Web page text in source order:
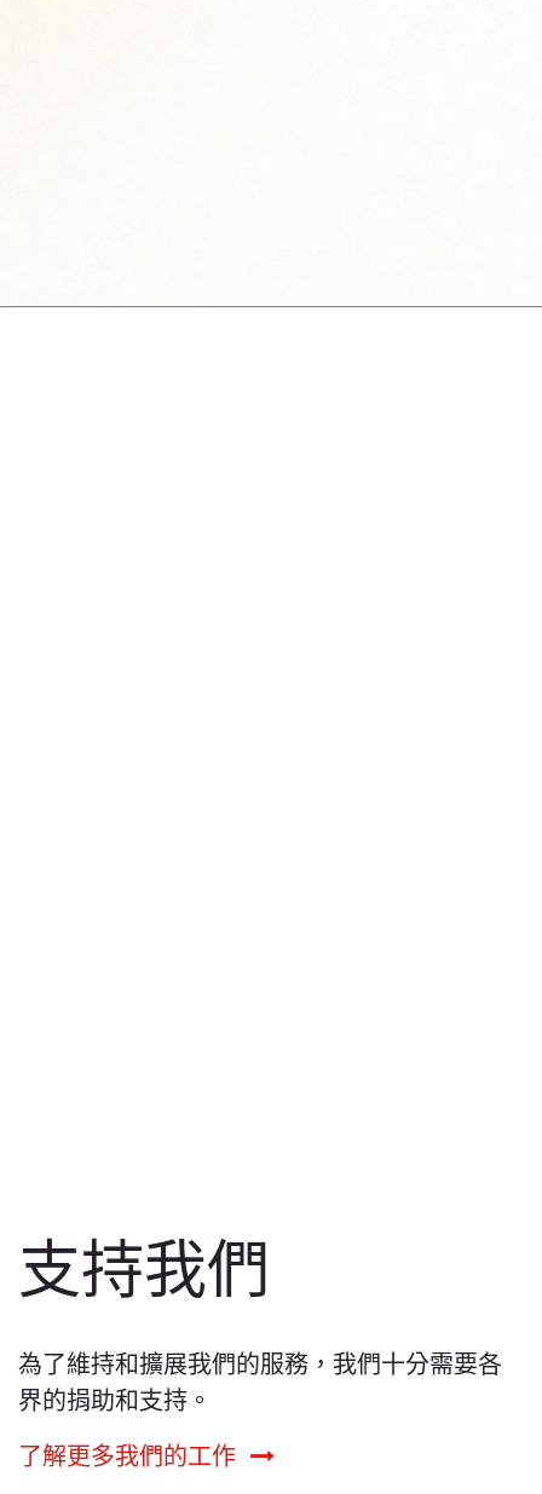
支持我們
為了維持和擴展我們的服務，我們十分需要各
界的捐助和支持。
了解更多我們的工作